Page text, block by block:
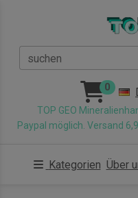
suchen
0
TOP GEO
Paypal möglich. Versand
Kategorien Über